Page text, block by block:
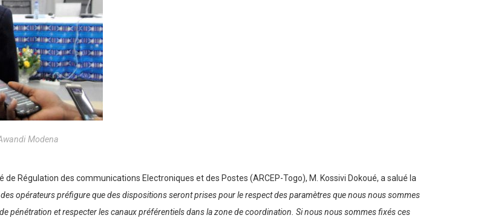
Modena
Régulation des communications Electroniques et des Postes (ARCEP-Togo), M. Kossivi Dokoué, a salué la
opérateurs préfigure que des dispositions seront prises pour le respect des paramètres que nous nous sommes
pénétration et respecter les canaux préférentiels dans la zone de coordination. Si nous nous sommes fixés ces